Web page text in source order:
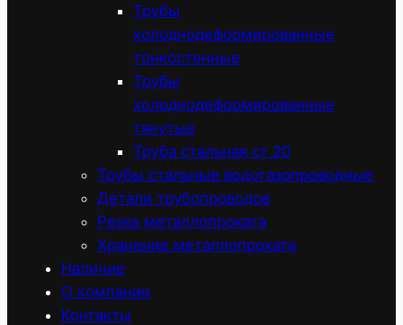
Трубы
холоднодеформированные
тонкостенные
Трубы
холоднодеформированные
тянутые
Труба стальная ст 20
Трубы стальные водогазопроводные
Детали трубопроводов
Резка металлопроката
Хранение металлопроката
Наличие
О компании
Контакты